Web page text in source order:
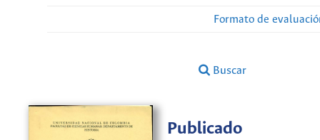
Formato de
Buscar
Publicado